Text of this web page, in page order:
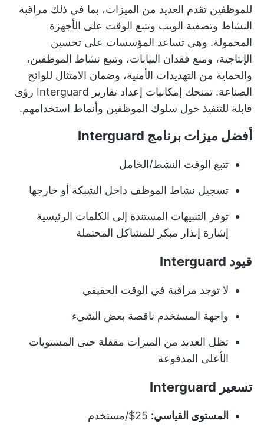
للموظفين تقدم العديد من الميزات، بما في ذلك مراقبة
النشاط وتصفية الويب وتتبع الوقت على الأجهزة
المحمولة. وهي تساعد المؤسسات على تحسين
الإنتاجية، ومنع فقدان البيانات، وتتبع نشاط الموظفين،
والحماية من التهديدات الأمنية، وضمان الامتثال للوائح
الصناعة. تمنحك إمكانيات إعداد تقارير Interguard رؤى
قابلة للتنفيذ حول سلوك الموظفين وأنماط استخدامهم.
أفضل ميزات برنامج Interguard
تتبع الوقت النشط/الخامل
تسجيل نشاط الموظف داخل الشبكة أو خارجها
توفر التنبيهات المستندة إلى الكلمات الرئيسية
إشارة إنذار مبكر للمشاكل المحتملة
قيود Interguard
لا توجد مراقبة في الوقت الحقيقي
واجهة المستخدم ناقصة بعض الشيء
تظل العديد من الميزات مقفلة حتى المستويات
الأعلى المدفوعة
تسعير Interguard
المستوى القياسي: